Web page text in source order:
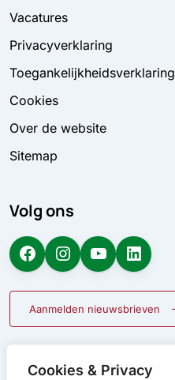
Cookies & Privacy
Vacatures
Privacyverklaring
Toegankelijkheidsverklaring
Cookies
Over de website
Sitemap
Volg ons
Facebook Instagram YouTube LinkedIn
Aanmelden nieuwsbrieven